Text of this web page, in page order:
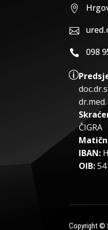


 098
p
dr.med.
ČIGRA
IBAN:
OIB:
Copyright ©